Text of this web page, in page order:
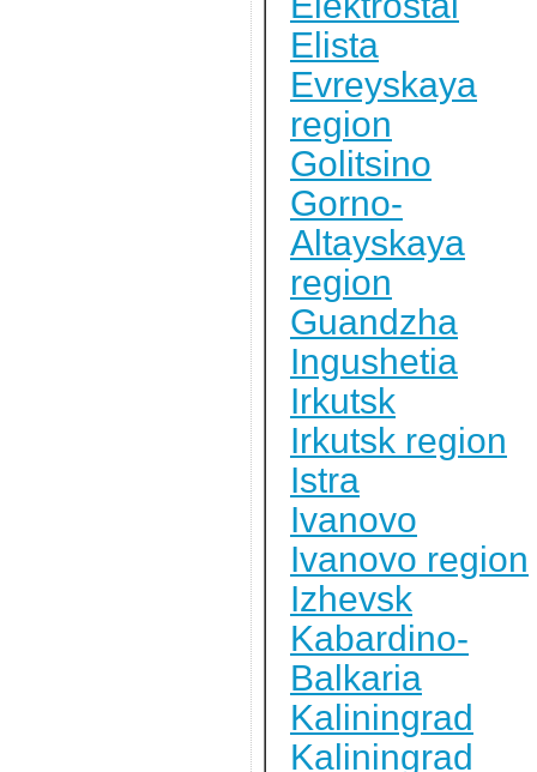
Elista
Evreyskaya
region
Golitsino
Gorno-
Altayskaya
region
Guandzha
Ingushetia
Irkutsk
Irkutsk region
Istra
Ivanovo
Ivanovo region
Izhevsk
Kabardino-
Balkaria
Kaliningrad
Kaliningrad